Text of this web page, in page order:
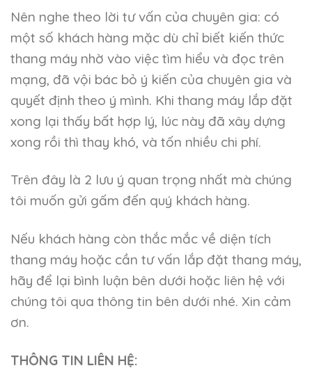
Nên nghe theo lời tư vấn của chuyên gia: có
một số khách hàng mặc dù chỉ biết kiến thức
thang máy nhờ vào việc tìm hiểu và đọc trên
mạng, đã vội bác bỏ ý kiến của chuyên gia và
quyết định theo ý mình. Khi thang máy lắp đặt
xong lại thấy bất hợp lý, lúc này đã xây dựng
xong rồi thì thay khó, và tốn nhiều chi phí.
Trên đây là 2 lưu ý quan trọng nhất mà chúng
tôi muốn gửi gấm đến quý khách hàng.
Nếu khách hàng còn thắc mắc về diện tích
thang máy hoặc cần tư vấn lắp đặt thang máy,
hãy để lại bình luận bên dưới hoặc liên hệ với
chúng tôi qua thông tin bên dưới nhé. Xin cảm
ơn.
THÔNG TIN LIÊN HỆ: